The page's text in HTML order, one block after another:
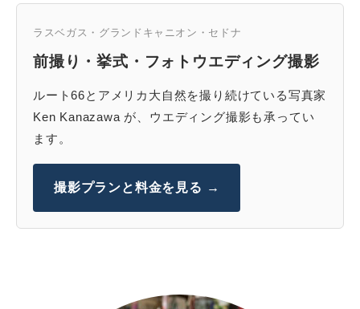
ラスベガス・グランドキャニオン・セドナ
前撮り・挙式・フォトウエディング撮影
ルート66とアメリカ大自然を撮り続けている写真家
Ken Kanazawa が、ウエディング撮影も承ってい
ます。
撮影プランと料金を見る →